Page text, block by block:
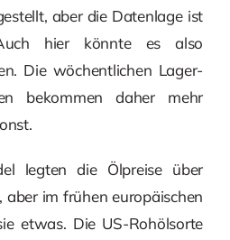
aber die Datenlage ist
hier könnte es also
Die wöchentlichen Lager-
bekommen daher mehr
legten die Ölpreise über
im frühen europäischen
etwas. Die US-Rohölsorte